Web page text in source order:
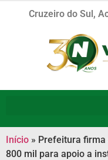
Cruzeiro do Sul,
Início » Prefeitura firma
800 mil para apoio a